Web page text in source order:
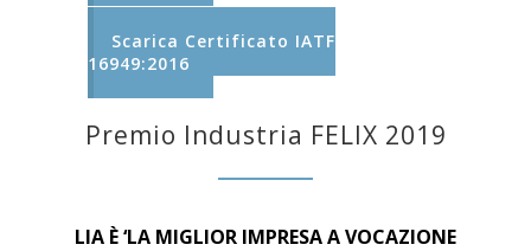
Scarica Certificato IATF
16949:2016
Premio Industria FELIX 2019
LIA È ‘LA MIGLIOR IMPRESA A VOCAZIONE